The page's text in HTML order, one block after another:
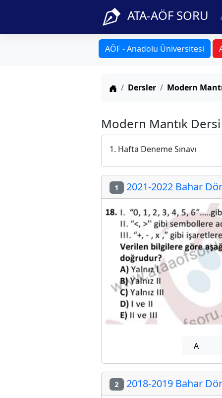
ATA-AÖF SORU
AÖF - Anadolu Üniversitesi
Anasayfa
Dersler Modern
Modern Mantık Dersi
1. Hafta Deneme Sınavı
1 2021-2022 Bahar
A
2 2018-2019 Bahar